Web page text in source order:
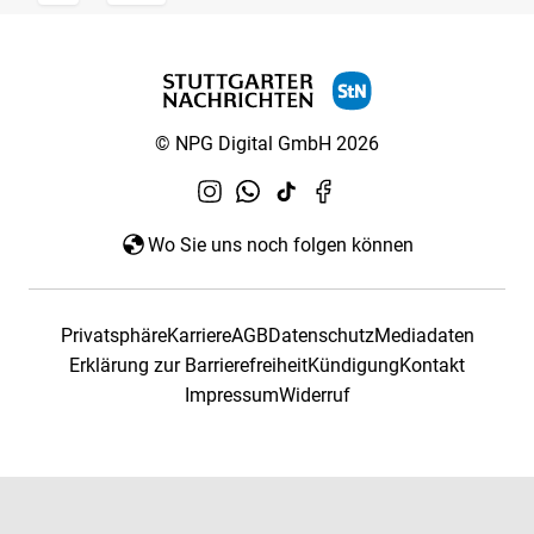
© NPG Digital GmbH 2026
Wo Sie uns noch folgen können
PrivatsphäreKarriereAGBDatenschutzMediadaten
Erklärung zur BarrierefreiheitKündigungKontakt
ImpressumWiderruf